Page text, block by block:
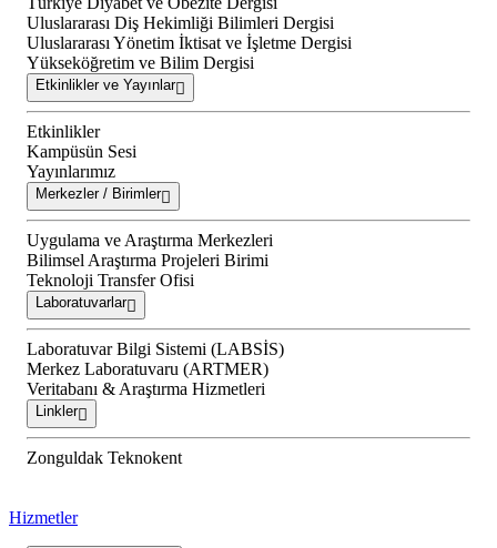
Uluslararası Diş Hekimliği Bilimleri Dergisi
Uluslararası Yönetim İktisat ve İşletme Dergisi
Yükseköğretim ve Bilim Dergisi
Etkinlikler ve Yayınlar
Etkinlikler
Kampüsün Sesi
Yayınlarımız
Merkezler / Birimler
Uygulama ve Araştırma Merkezleri
Bilimsel Araştırma Projeleri Birimi
Teknoloji Transfer Ofisi
Laboratuvarlar
Laboratuvar Bilgi Sistemi (LABSİS)
Merkez Laboratuvaru (ARTMER)
Veritabanı & Araştırma Hizmetleri
Linkler
Zonguldak Teknokent
Hizmetler